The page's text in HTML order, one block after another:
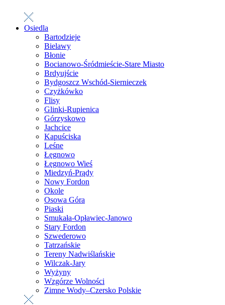
Osiedla
Bartodzieje
Bielawy
Błonie
Bocianowo-Śródmieście-Stare Miasto
Brdyujście
Bydgoszcz Wschód-Siernieczek
Czyżkówko
Flisy
Glinki-Rupienica
Górzyskowo
Jachcice
Kapuściska
Leśne
Łęgnowo
Łęgnowo Wieś
Miedzyń-Prądy
Nowy Fordon
Okole
Osowa Góra
Piaski
Smukała-Opławiec-Janowo
Stary Fordon
Szwederowo
Tatrzańskie
Tereny Nadwiślańskie
Wilczak-Jary
Wyżyny
Wzgórze Wolności
Zimne Wody–Czersko Polskie